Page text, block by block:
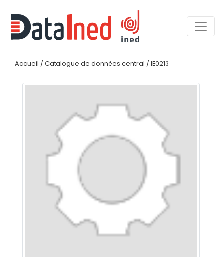
Accueil / Catalogue de données central / IE0213